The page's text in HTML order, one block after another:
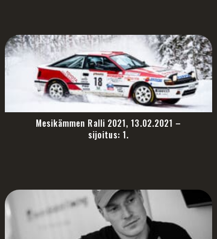
Mesikämmen Ralli 2021, 13.02.2021 –
sijoitus: 1.